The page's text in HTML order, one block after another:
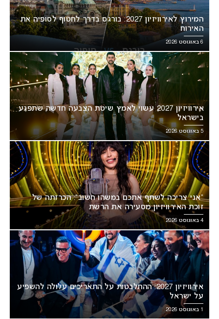
המירוץ לאירוויזיון 2027: בורגס בדרך לחטוף לסופיה את
האירוח
6 באוגוסט 2026
אירוויזיון 2027 עשוי לאמץ שיטת הצבעה חדשה שתפגע
בישראל
5 באוגוסט 2026
“אני צריכה לשתף אתכם במשהו חשוב”: הכרזתה של
זוכת האירוויזיון מסעירה את הרשת
4 באוגוסט 2026
אירוויזיון 2027: ההתלבטות על התאריכים עלולה להשפיע
על ישראל
1 באוגוסט 2026